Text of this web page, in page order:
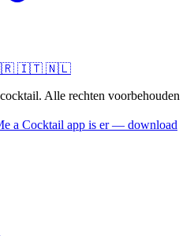
🇮🇹 🇳🇱
Alle rechten voorbehouden
a Cocktail app is er — download